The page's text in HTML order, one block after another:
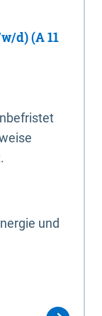
d) (A 11
und